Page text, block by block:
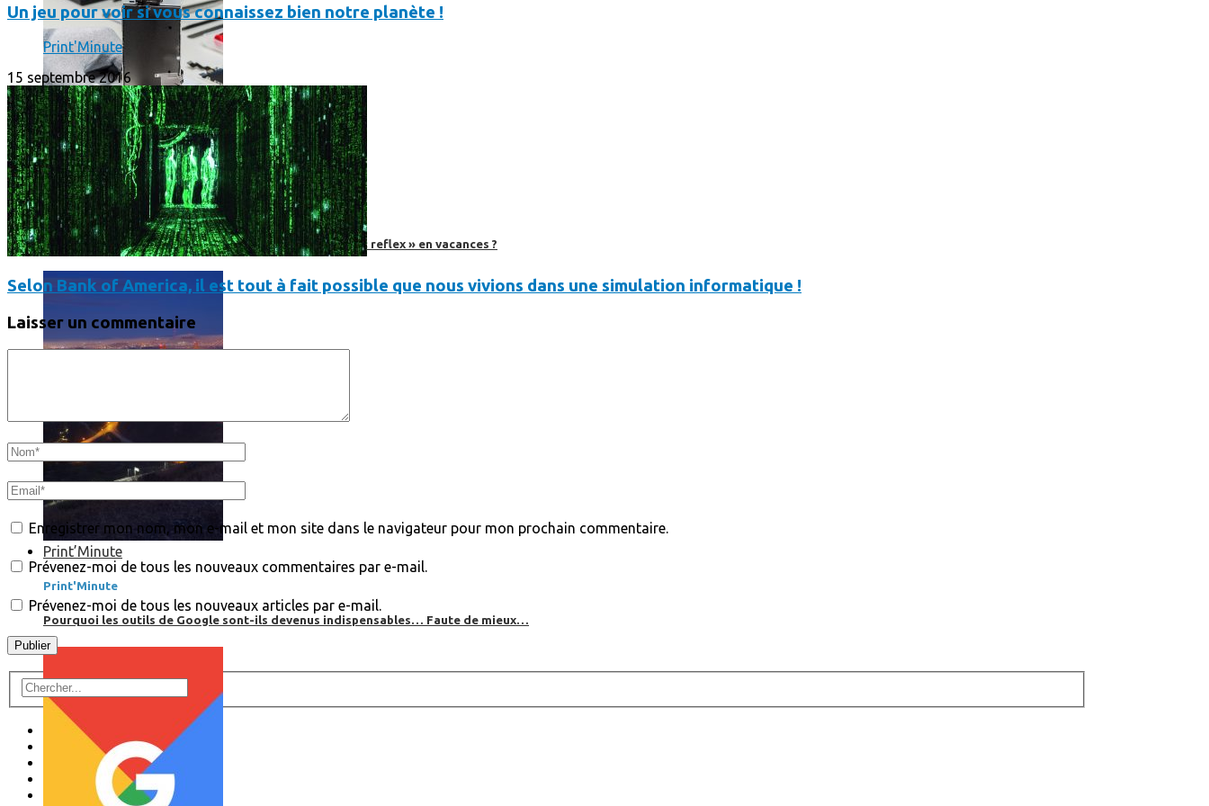
Faut-il encore emmener son bon vieux appareil photo « reflex » en vacances ?
Print’Minute
Print'Minute
Pourquoi les outils de Google sont-ils devenus indispensables… Faute de mieux…
Un jeu pour voir si vous connaissez bien notre planète !
Print'Minute
15 septembre 2016
Selon Bank of America, il est tout à fait possible que nous vivions dans une simulation informatique !
Laisser un commentaire
Enregistrer mon nom, mon e-mail et mon site dans le navigateur pour mon prochain commentaire.
Prévenez-moi de tous les nouveaux commentaires par e-mail.
Prévenez-moi de tous les nouveaux articles par e-mail.